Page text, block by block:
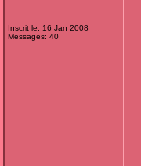
Inscrit le: 16 Jan 2008
Messages: 40